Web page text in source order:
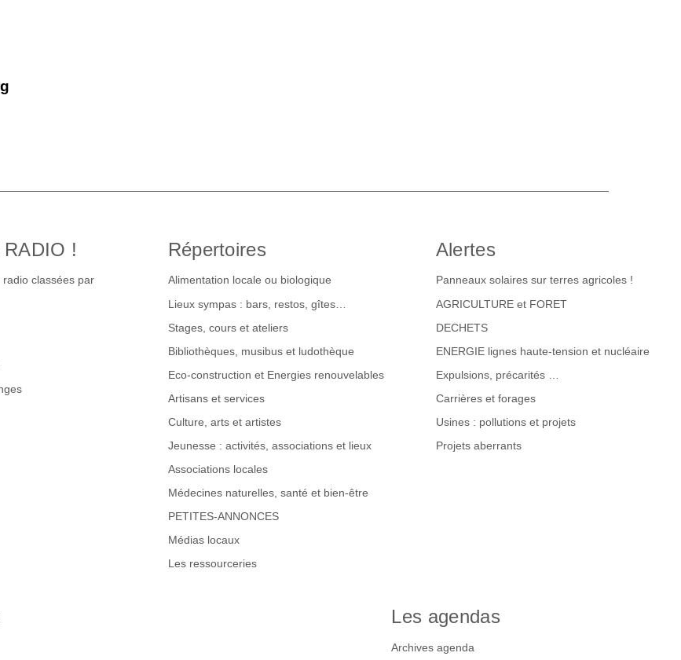
!
classées par
Répertoires
Alimentation locale ou biologique
Lieux sympas : bars, restos, gîtes…
Stages, cours et ateliers
Bibliothèques, musibus et ludothèque
Eco-construction et Energies renouvelables
Artisans et services
Culture, arts et artistes
Jeunesse : activités, associations et lieux
Associations locales
Médecines naturelles, santé et bien-être
PETITES-ANNONCES
Médias locaux
Les ressourceries
Alertes
Panneaux solaires sur terres agricoles !
AGRICULTURE et FORET
DECHETS
ENERGIE lignes haute-tension et nucléaire
Expulsions, précarités …
Carrières et forages
Usines : pollutions et projets
Projets aberrants
Les agendas
Archives agenda